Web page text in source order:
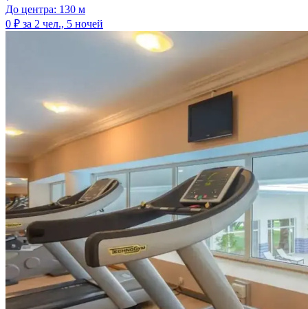
До центра: 130 м
0 ₽ за 2 чел., 5 ночей